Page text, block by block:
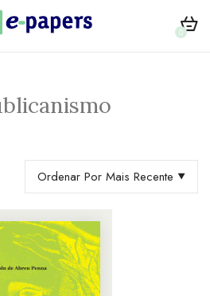
0
Ordenar Por Mais Recente